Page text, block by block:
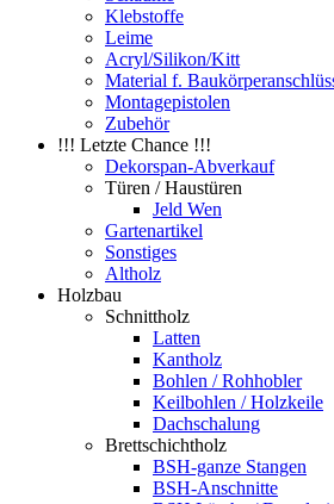
Klebstoffe
Leime
Acryl/Silikon/Kitt
Material f.
Montagepistolen
Zubehör
!!! Letzte Chance !!!
Dekorspan-Abverkauf
Türen / Haustüren
Jeld Wen
Gartenartikel
Sonstiges
Altholz
Holzbau
Schnittholz
Latten
Kantholz
Bohlen / Rohhobler
Keilbohlen / Holzkeile
Dachschalung
Brettschichtholz
BSH-ganze Stangen
BSH-Anschnitte